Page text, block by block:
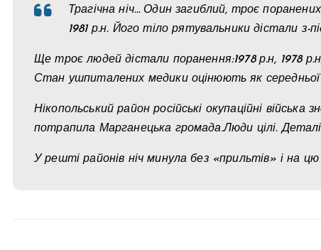
Трагічна ніч… Один загиблий, троє
1981 р.н. Його тіло рятувальники дістали з-
Ще троє людей дістали поранення:1978 р.н, 1978 р.н,
Стан ушпиталених медики оцінюють як
Нікопольський район російські окупаційні війська
потрапила Марганецька громада.Люди цілі.
У решті районів ніч минула без «прильтів» і на цю